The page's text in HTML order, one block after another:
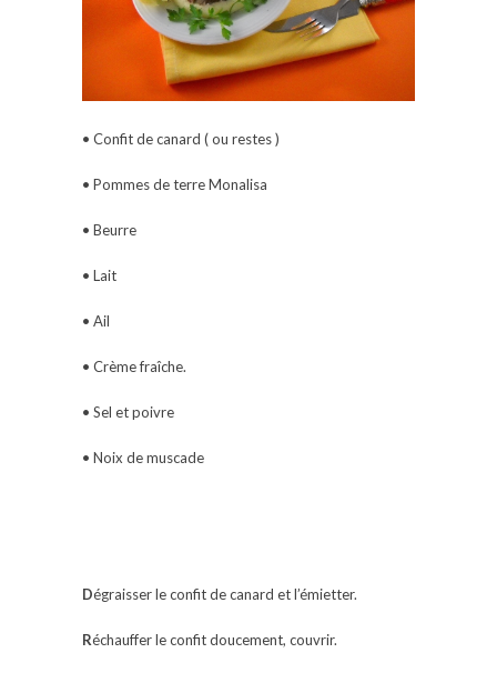
• Confit de canard ( ou restes )
• Pommes de terre Monalisa
• Beurre
• Lait
• Ail
• Crème fraîche.
• Sel et poivre
• Noix de muscade
Dégraisser le confit de canard et l’émietter.
Réchauffer le confit doucement, couvrir.